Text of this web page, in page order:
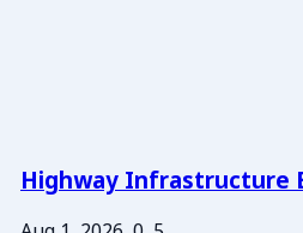
Highway Infrastructure